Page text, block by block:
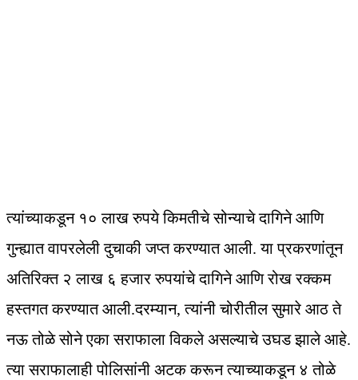
त्यांच्याकडून १० लाख रुपये किमतीचे सोन्याचे दागिने आणि
गुन्ह्यात वापरलेली दुचाकी जप्त करण्यात आली. या प्रकरणांतून
अतिरिक्त २ लाख ६ हजार रुपयांचे दागिने आणि रोख रक्कम
हस्तगत करण्यात आली.दरम्यान, त्यांनी चोरीतील सुमारे आठ ते
नऊ तोळे सोने एका सराफाला विकले असल्याचे उघड झाले आहे.
त्या सराफालाही पोलिसांनी अटक करून त्याच्याकडून ४ तोळे